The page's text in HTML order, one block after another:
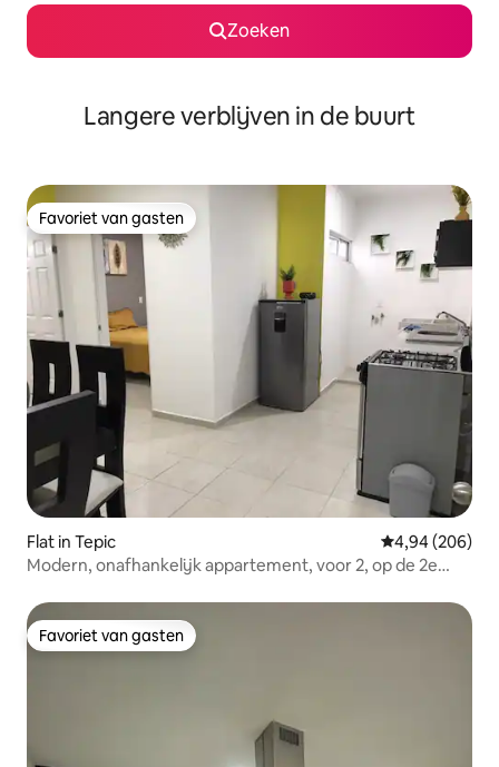
Zoeken
Langere verblijven in de buurt
Favoriet van gasten
Favoriet van gasten
Flat in Tepic Gemiddelde
4,94 (206)
Modern, onafhankelijk appartement, voor 2, op de 2e
Favoriet van gasten
Favoriet van gasten